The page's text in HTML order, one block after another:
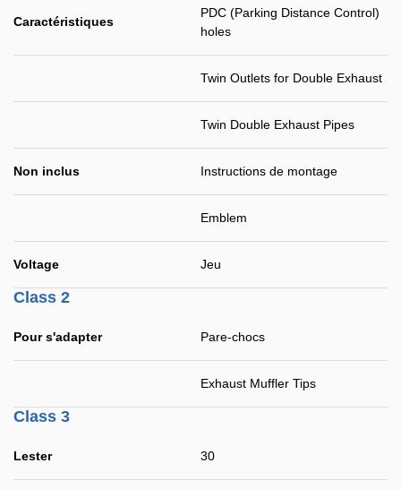
Caractéristiques
PDC (Parking Distance Control)
holes
Twin Outlets for Double Exhaust
Twin Double Exhaust Pipes
Non inclus Instructions de montage
Emblem
Voltage Jeu
Class 2
Pour s'adapter Pare-chocs
Exhaust Muffler Tips
Class 3
Lester 30